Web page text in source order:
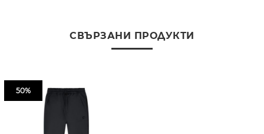
СВЪРЗАНИ ПРОДУКТИ
50%